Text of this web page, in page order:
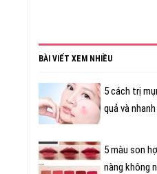
BÀI VIẾT XEM NHIỀU
5 cách trị
quả và
5 màu son
nàng không